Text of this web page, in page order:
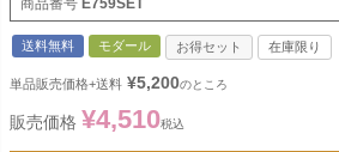
送料無料 モダール お得セット 在庫限り
単品販売価格+送料 ¥5,200のところ
販売価格 ¥4,510税込